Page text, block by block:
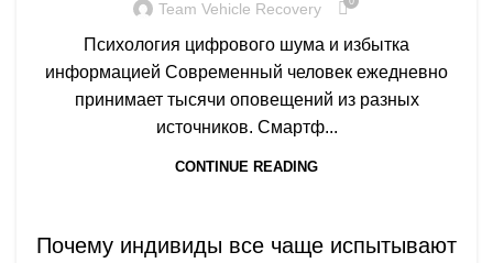
Team Vehicle Recovery
Психология цифрового шума и избытка
информацией Современный человек ежедневно
принимает тысячи оповещений из разных
источников. Смартф...
CONTINUE READING
Почему индивиды все чаще испытывают